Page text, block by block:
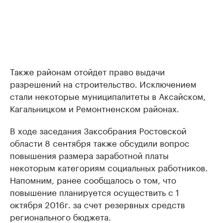
Также районам отойдет право выдачи
разрешений на строительство. Исключением
стали некоторые муниципалитеты в Аксайском,
Кагальницком и Ремонтненском районах.
В ходе заседания Заксобрания Ростовской
области 8 сентября также обсудили вопрос
повышения размера заработной платы
некоторым категориям социальных работников.
Напомним, ранее сообщалось о том, что
повышение планируется осуществить с 1
октября 2016г. за счет резервных средств
регионального бюджета.